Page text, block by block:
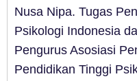
Nusa Nipa. Tugas
Psikologi Indonesia
Pengurus Asosiasi
Pendidikan Tinggi